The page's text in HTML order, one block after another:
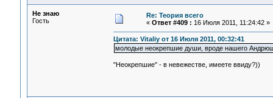
Не знаю
Гость
Re: Теория всего
« Ответ #409 : 16 Июля 2011, 11:24:42 »
Цитата: Vitaliy от 16 Июля 2011, 00:32:41
молодые неокрепшие души, вроде нашего
"Неокрепшие" - в невежестве, имеете ввиду?))